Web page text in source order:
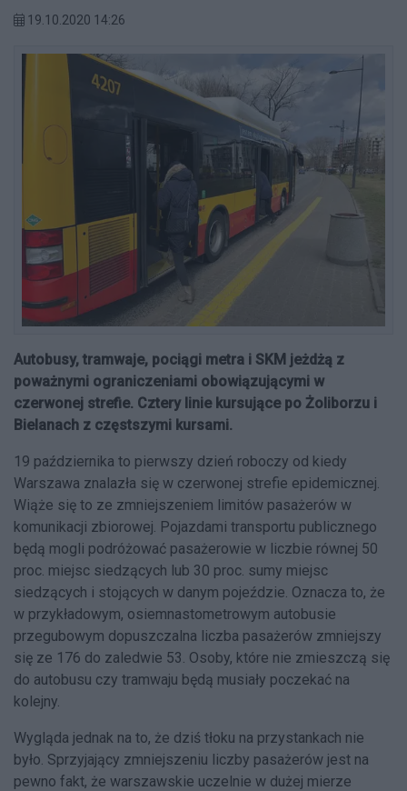
19.10.2020 14:26
Autobusy, tramwaje, pociągi metra i SKM jeżdżą z
poważnymi ograniczeniami obowiązującymi w
czerwonej strefie. Cztery linie kursujące po Żoliborzu i
Bielanach z częstszymi kursami.
19 października to pierwszy dzień roboczy od kiedy
Warszawa znalazła się w czerwonej strefie epidemicznej.
Wiąże się to ze zmniejszeniem limitów pasażerów w
komunikacji zbiorowej. Pojazdami transportu publicznego
będą mogli podróżować pasażerowie w liczbie równej 50
proc. miejsc siedzących lub 30 proc. sumy miejsc
siedzących i stojących w danym pojeździe. Oznacza to, że
w przykładowym, osiemnastometrowym autobusie
przegubowym dopuszczalna liczba pasażerów zmniejszy
się ze 176 do zaledwie 53. Osoby, które nie zmieszczą się
do autobusu czy tramwaju będą musiały poczekać na
kolejny.
Wygląda jednak na to, że dziś tłoku na przystankach nie
było. Sprzyjający zmniejszeniu liczby pasażerów jest na
pewno fakt, że warszawskie uczelnie w dużej mierze